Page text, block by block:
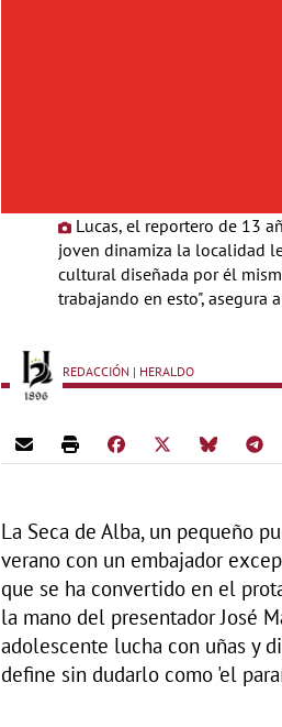
Lucas, el reportero de 13
joven dinamiza la localidad
cultural diseñada por él
trabajando en esto", asegura
REDACCIÓN | HERALDO
La Seca de Alba, un pequeño
verano con un embajador
que se ha convertido en el
la mano del presentador José
adolescente lucha con uñas y
define sin dudarlo como 'el